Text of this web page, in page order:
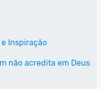
Inspiração
não acredita em Deus